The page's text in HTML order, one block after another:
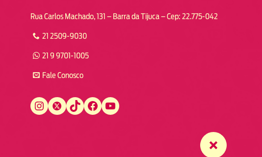
Rua Carlos Machado, 131 – Barra da Tijuca – Cep: 22.775-042
21 2509-9030
21 9 9701-1005
Fale Conosco
Instagram Twitter TikTok Facebook YouTube